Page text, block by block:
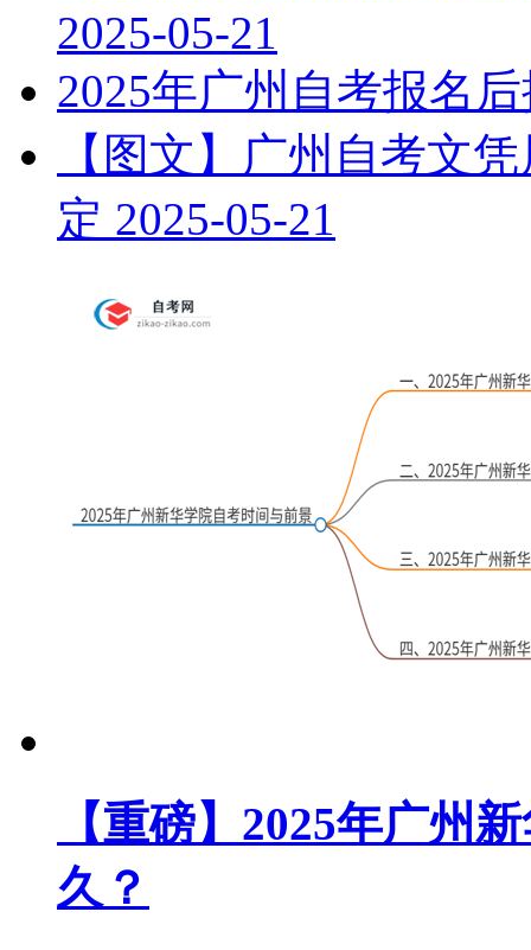
2025-05-21
2025年广州自考报名
【图文】广州自考文
定 2025-05-21
【重磅】2025年广州
久？